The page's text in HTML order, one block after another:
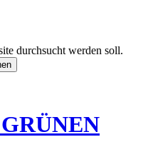
durchsucht werden soll.